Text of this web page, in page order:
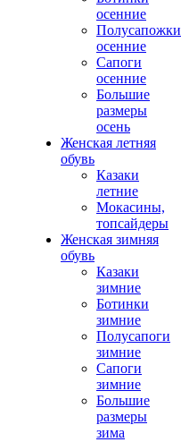
осенние
Полусапожки
осенние
Сапоги
осенние
Большие
размеры
осень
Женская летняя
обувь
Казаки
летние
Мокасины,
топсайдеры
Женская зимняя
обувь
Казаки
зимние
Ботинки
зимние
Полусапоги
зимние
Сапоги
зимние
Большие
размеры
зима